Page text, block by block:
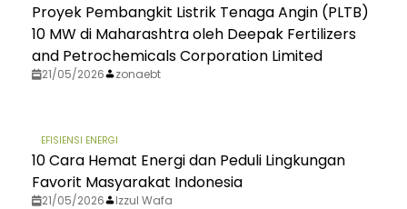
Proyek Pembangkit Listrik Tenaga Angin (PLTB)
10 MW di Maharashtra oleh Deepak Fertilizers
and Petrochemicals Corporation Limited
21/05/2026 zonaebt
EFISIENSI ENERGI
10 Cara Hemat Energi dan Peduli Lingkungan
Favorit Masyarakat Indonesia
21/05/2026 Izzul Wafa